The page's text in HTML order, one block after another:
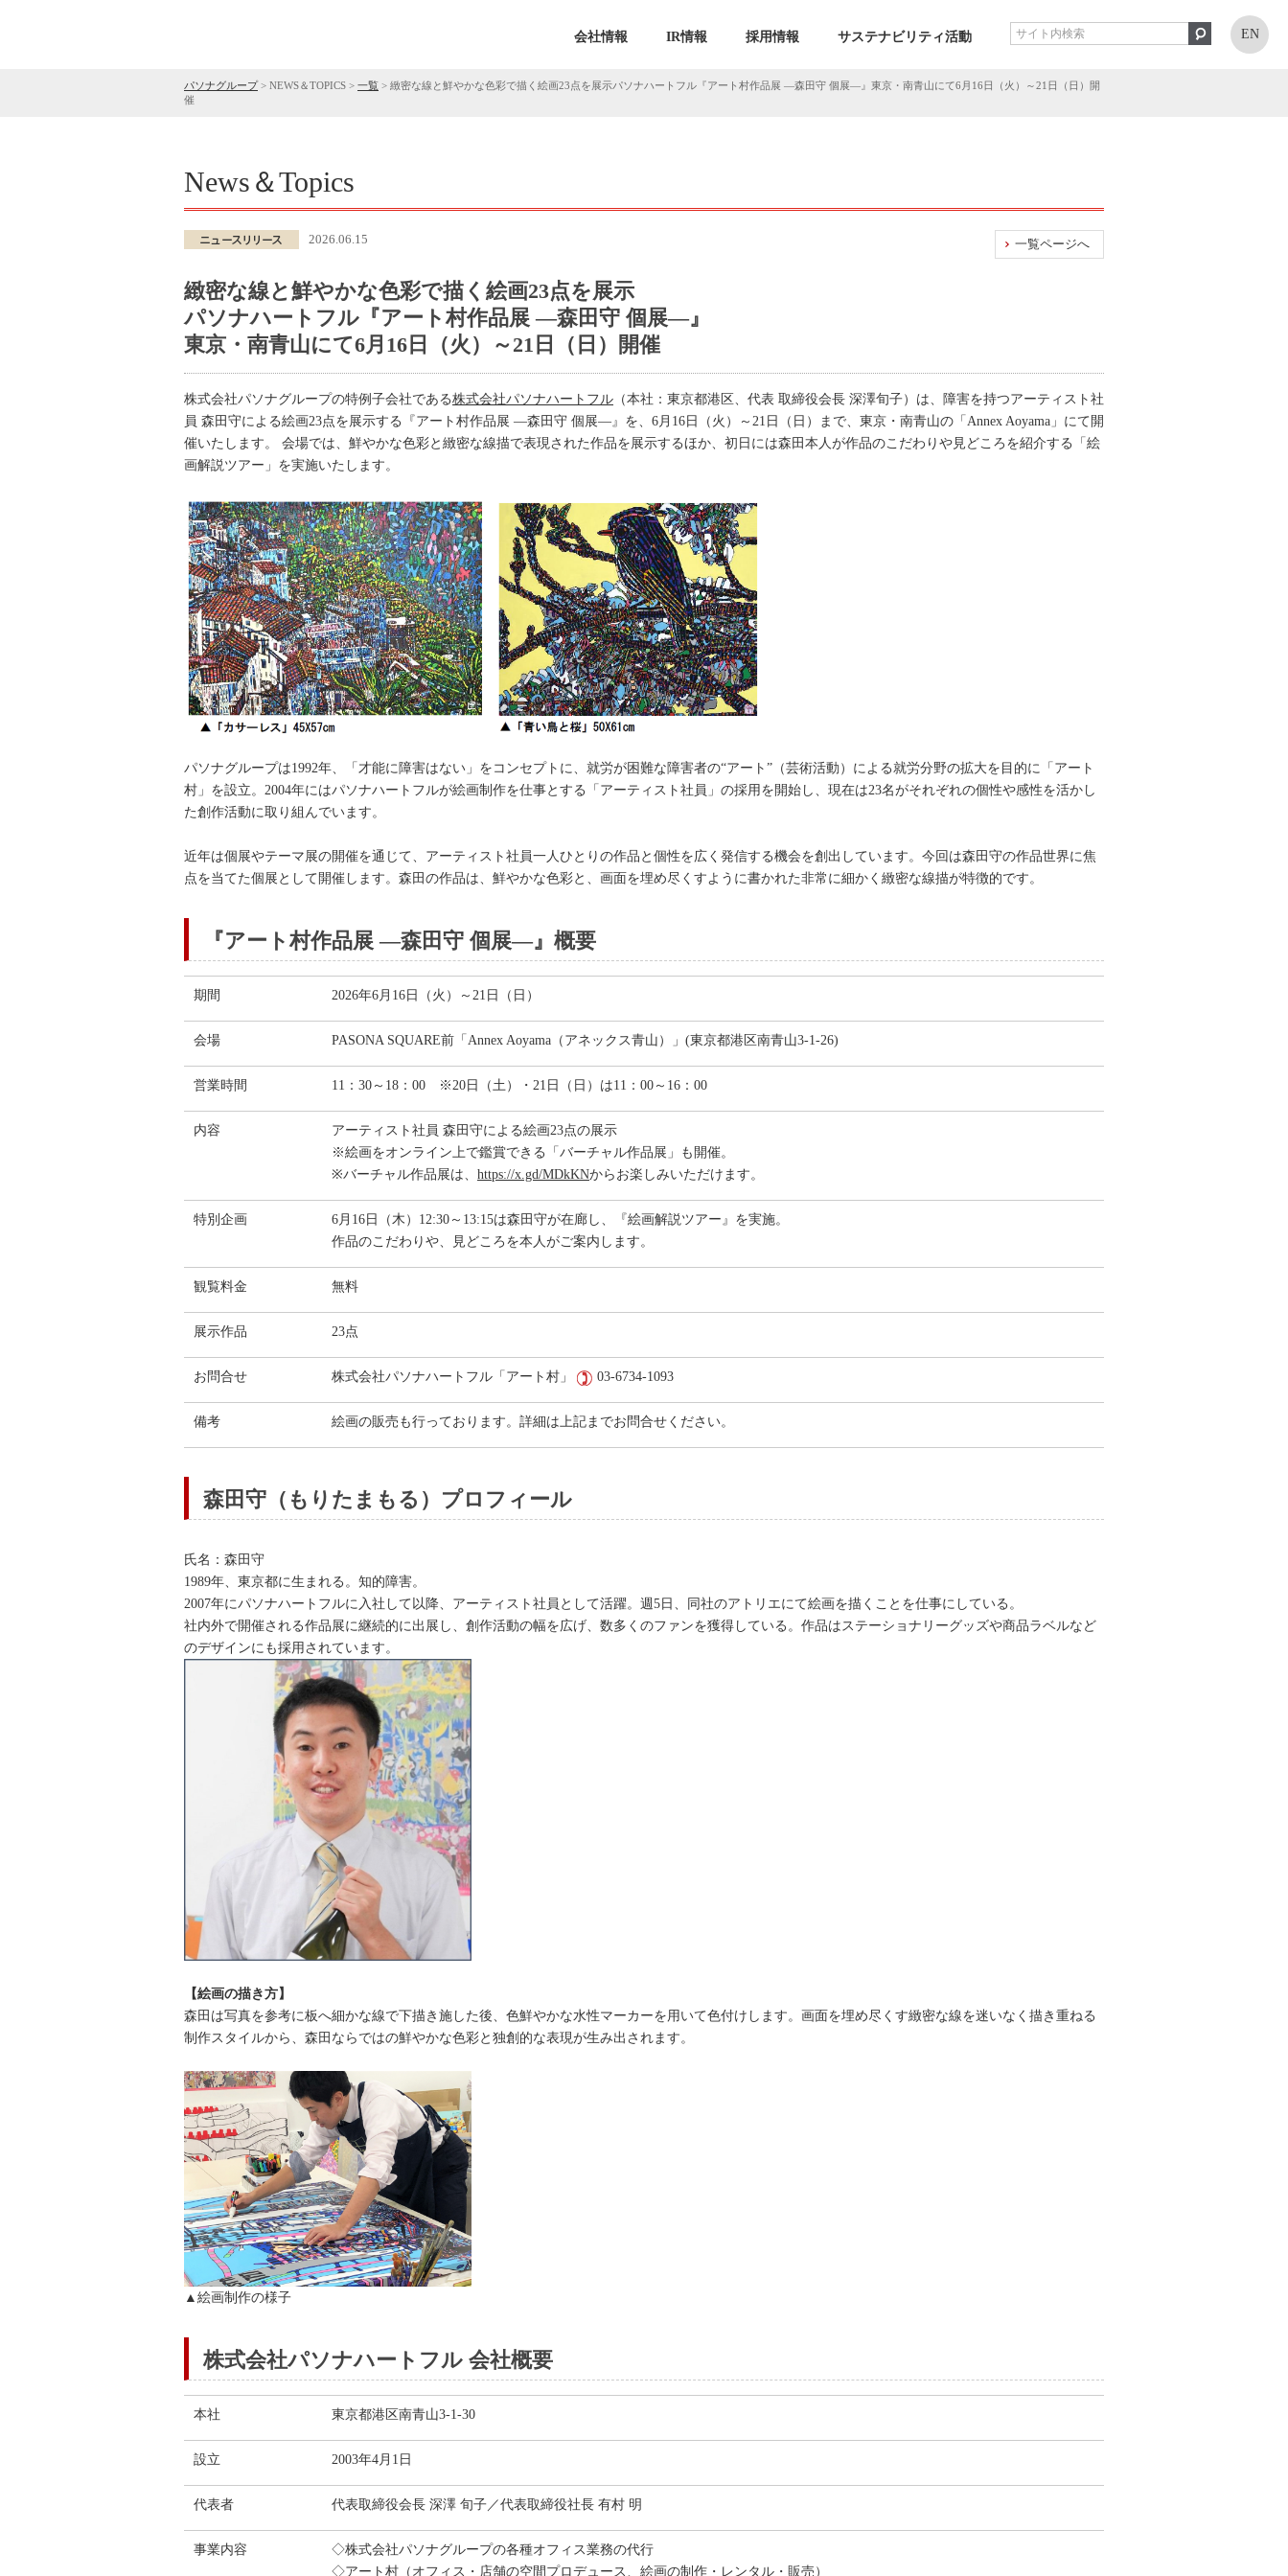
会社情報 IR情報 採用情報 サステナビリティ活動 EN
パソナグループ> NEWS＆TOPICS > 一覧 > 緻密な線と鮮やかな色彩で描く絵画23点を展示パソナハートフル『アート村作品展 ―森田守 個展―』東京・南青山にて6月16日（火）～21日（日）開
催
News＆Topics
一覧ページへ
2026.06.15
緻密な線と鮮やかな色彩で描く絵画23点を展示
パソナハートフル『アート村作品展 ―森田守 個展―』
東京・南青山にて6月16日（火）～21日（日）開催
株式会社パソナグループの特例子会社である株式会社パソナハートフル （本社：東京都港区、代表 取締役会長 深澤旬子）は、障害を持つアーティスト社
員 森田守による絵画23点を展示する『アート村作品展 ―森田守 個展―』を、6月16日（火）～21日（日）まで、東京・南青山の「Annex Aoyama」にて開
催いたします。 会場では、鮮やかな色彩と緻密な線描で表現された作品を展示するほか、初日には森田本人が作品のこだわりや見どころを紹介する「絵
画解説ツアー」を実施いたします。
パソナグループは1992年、「才能に障害はない」をコンセプトに、就労が困難な障害者の“アート”（芸術活動）による就労分野の拡大を目的に「アート
村」を設立。2004年にはパソナハートフルが絵画制作を仕事とする「アーティスト社員」の採用を開始し、現在は23名がそれぞれの個性や感性を活かし
た創作活動に取り組んでいます。
近年は個展やテーマ展の開催を通じて、アーティスト社員一人ひとりの作品と個性を広く発信する機会を創出しています。今回は森田守の作品世界に焦
点を当てた個展として開催します。森田の作品は、鮮やかな色彩と、画面を埋め尽くすように書かれた非常に細かく緻密な線描が特徴的です。
『アート村作品展 ―森田守 個展―』概要
期間 2026年6月16日（火）～21日（日）
会場 PASONA SQUARE前「Annex Aoyama（アネックス青山）」(東京都港区南青山3-1-26)
営業時間 11：30～18：00 ※20日（土）・21日（日）は11：00～16：00
内容
アーティスト社員 森田守による絵画23点の展示
※絵画をオンライン上で鑑賞できる「バーチャル作品展」も開催。
※バーチャル作品展は、 https://x.gd/MDkKNからお楽しみいただけます。
特別企画
6月16日（木）12:30～13:15は森田守が在廊し、『絵画解説ツアー』を実施。
作品のこだわりや、見どころを本人がご案内します。
観覧料金 無料
展示作品 23点
お問合せ 株式会社パソナハートフル「アート村」 03-6734-1093
備考 絵画の販売も行っております。詳細は上記までお問合せください。
森田守（もりたまもる）プロフィール
氏名：森田守
1989年、東京都に生まれる。知的障害。
2007年にパソナハートフルに入社して以降、アーティスト社員として活躍。週5日、同社のアトリエにて絵画を描くことを仕事にしている。
社内外で開催される作品展に継続的に出展し、創作活動の幅を広げ、数多くのファンを獲得している。作品はステーショナリーグッズや商品ラベルなど
のデザインにも採用されています。
【絵画の描き方】
森田は写真を参考に板へ細かな線で下描き施した後、色鮮やかな水性マーカーを用いて色付けします。画面を埋め尽くす緻密な線を迷いなく描き重ねる
制作スタイルから、森田ならではの鮮やかな色彩と独創的な表現が生み出されます。
▲絵画制作の様子
株式会社パソナハートフル 会社概要
本社 東京都港区南青山3-1-30
設立 2003年4月1日
代表者 代表取締役会長 深澤 旬子／代表取締役社長 有村 明
事業内容
◇株式会社パソナグループの各種オフィス業務の代行
◇アート村（オフィス・店舗の空間プロデュース、絵画の制作・レンタル・販売）